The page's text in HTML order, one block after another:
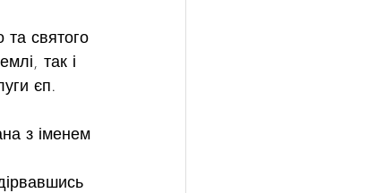
та святого
так і
єп.
з іменем